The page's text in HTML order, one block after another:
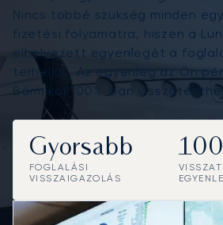
Nincs többé szükség minden
fizetési folyamatra, hiszen a
elhelyezett egyenlegét a
terheljük. Az egyenleg az Ön
Bármikor 100%-ban
Gyorsabb
FOGLALÁSI
VISSZAIGAZOLÁS